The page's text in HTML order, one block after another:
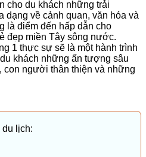
cho du khách những trải
dạng về cảnh quan, văn hóa và
là điểm đến hấp dẫn cho
đẹp miền Tây sông nước.
1 thực sự sẽ là một hành trình
khách những ấn tượng sâu
con người thân thiện và những
du lịch: